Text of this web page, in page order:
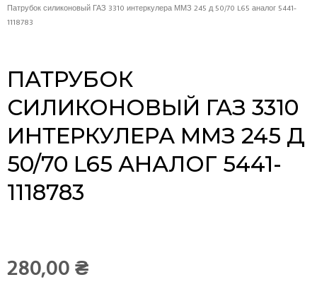
Патрубок силиконовый ГАЗ 3310 интеркулера ММЗ 245 д 50/70 L65 аналог 5441-
1118783
ПАТРУБОК
СИЛИКОНОВЫЙ ГАЗ 3310
ИНТЕРКУЛЕРА ММЗ 245 Д
50/70 L65 АНАЛОГ 5441-
1118783
280,00 ₴